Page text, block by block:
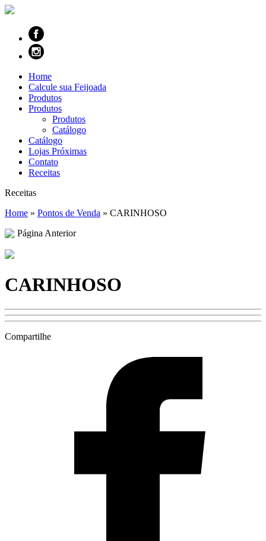
Home
Calcule sua Feijoada
Produtos
Produtos
Produtos
Catálogo
Catálogo
Lojas Próximas
Contato
Receitas
Receitas
Home » Pontos de Venda » CARINHOSO
Página Anterior
CARINHOSO
Compartilhe